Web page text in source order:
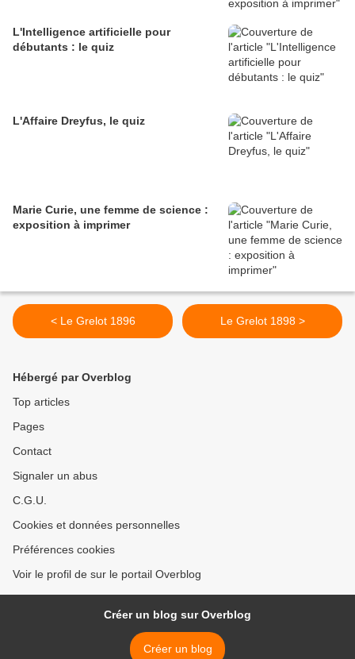
L'Intelligence artificielle pour
débutants : le quiz
L'Affaire Dreyfus, le quiz
Marie Curie, une femme de science :
exposition à imprimer
< Le Grelot 1896 Le Grelot 1898 >
Hébergé par Overblog
Top articles
Pages
Contact
Signaler un abus
C.G.U.
Cookies et données personnelles
Préférences cookies
Voir le profil de sur le portail Overblog
Créer un blog sur Overblog
Créer un blog